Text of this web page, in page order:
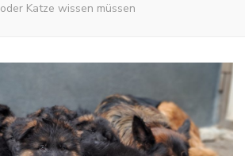
oder Katze wissen müssen